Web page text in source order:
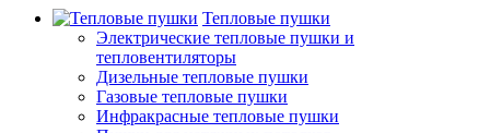
Тепловые пушки
Электрические тепловые пушки и
тепловентиляторы
Дизельные тепловые пушки
Газовые тепловые пушки
Инфракрасные тепловые пушки